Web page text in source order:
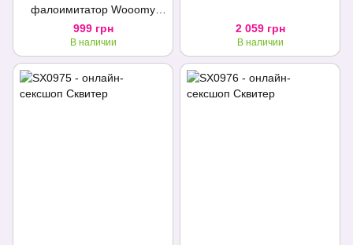
фалоимитатор Wooomy
Knock-Knock, длина 40 см,
диаметр 4 см
999 грн
В наличии
2 059 грн
В наличии